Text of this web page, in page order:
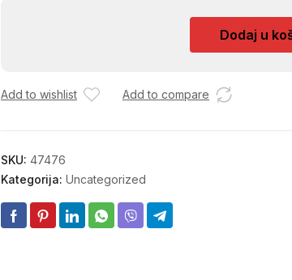
količina
Dodaj u
Add to wishlist Add to compare
SKU: 47476
Kategorija: Uncategorized